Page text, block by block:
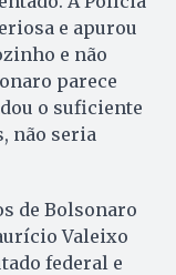
e apurou
e não
parece
o suficiente
não seria
de Bolsonaro
Valeixo
federal e